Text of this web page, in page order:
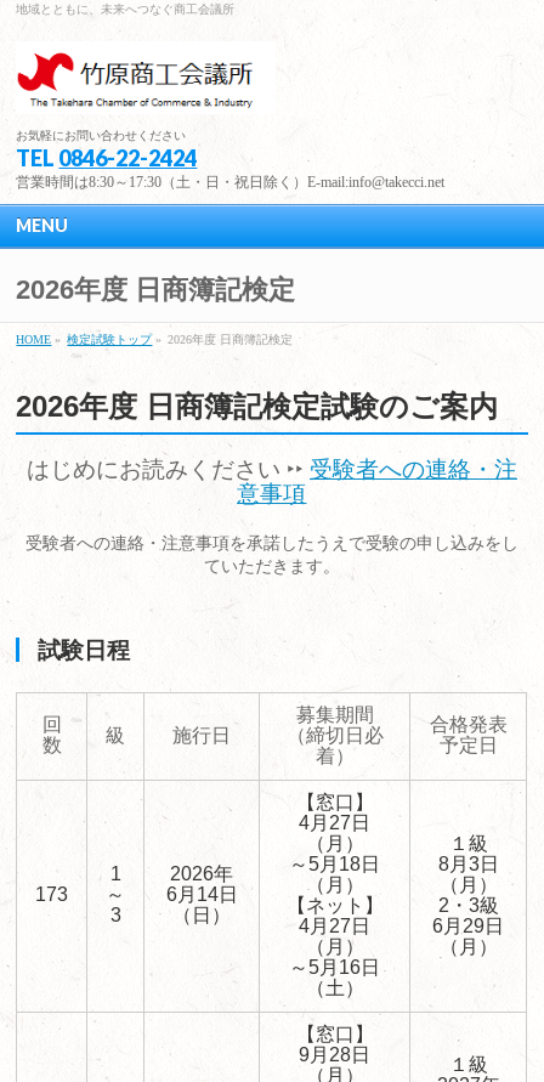
地域とともに、未来へつなぐ商工会議所
お気軽にお問い合わせください
TEL 0846-22-2424
営業時間は8:30～17:30（土・日・祝日除く）E-mail:info@takecci.net
MENU
2026年度 日商簿記検定
HOME » 検定試験トップ» 2026年度 日商簿記検定
2026年度 日商簿記検定試験のご案内
はじめにお読みください ‣‣ 受験者への連絡・注
意事項
受験者への連絡・注意事項を承諾したうえで受験の申し込みをし
ていただきます。
試験日程
回
数
級 施行日
募集期間
（締切日必
着）
合格発表
予定日
173
1
～
3
2026年
6月14日
（日）
【窓口】
4月27日
（月）
～5月18日
（月）
【ネット】
4月27日
（月）
～5月16日
（土）
１級
8月3日
（月）
2・3級
6月29日
（月）
【窓口】
9月28日
（月）
１級